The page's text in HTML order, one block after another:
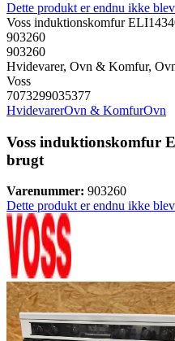
Dette produkt er endnu ikke
Voss induktionskomfur
903260
903260
Hvidevarer, Ovn & Komfur,
Voss
7073299035377
HvidevarerOvn & KomfurOvn
Voss induktionskomfur
brugt
Varenummer: 903260
Dette produkt er endnu ikke